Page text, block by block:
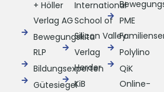
+ Höller
Verlag AG
Bewegungskita
RLP
Bildungsexperten
Gütesiegel
International
School of
Silicon Valley
Verlag
Herder
KiB
PME
Polylino
QiK
Online-